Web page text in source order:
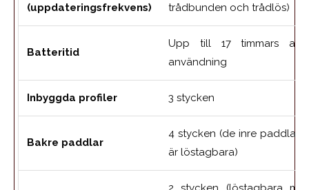
(uppdateringsfrekvens)
trådbunden och trådlös)
Batteritid
Upp till 17 timmars
användning
Inbyggda profiler 3 stycken
Bakre paddlar
4 stycken (de inre
är löstagbara)